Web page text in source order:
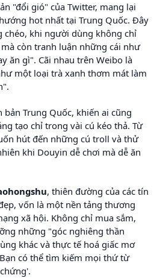
"đổi gió" của Twitter, mang lại
hot nhất tại Trung Quốc. Đây
chéo, khi người dùng không chỉ
còn tranh luận những cái như
ăn gì". Cãi nhau trên Weibo là
một loại trà xanh thơm mát làm
bản Trung Quốc, khiến ai cũng
tạo chỉ trong vài cú kéo thả. Từ
hút đến những cú troll và thử
khi Douyin dễ chơi mà dễ ăn
, thiên đường của các tín
vốn là một nền tảng thương
xã hội. Không chỉ mua sắm,
những "góc nghiêng thần
khác và thực tế hoá giấc mơ
có thể tìm kiếm mọi thứ từ